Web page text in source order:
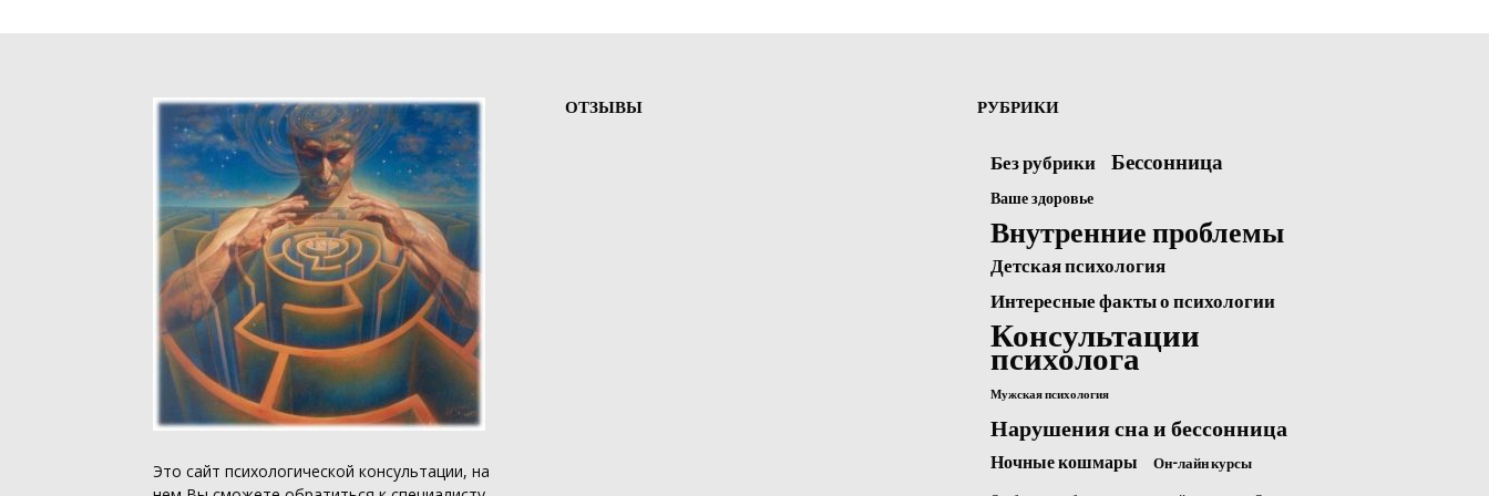
Это сайт психологической консультации, на
ОТЗЫВЫ РУБРИКИ
Без рубрики Бессонница
Ваше здоровье
Внутренние проблемы
Детская психология
Интересные факты о психологии
Консультации
психолога
Мужская психология
Нарушения сна и бессонница
Ночные кошмары Он-лайн курсы